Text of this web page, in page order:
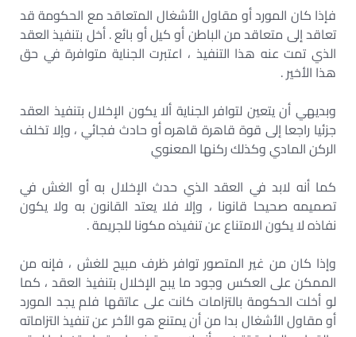
فإذا كان المورد أو مقاول الأشغال المتعاقد مع الحكومة قد
تعاقد إلى متعاقد من الباطن أو كيل أو بائع . أخل بتنفيذ العقد
الذي تمت عنه هذا التنفيذ ، اعتبرت الجناية متوافرة في حق
هذا الأخير .
وبديهي أن يتعين لتوافر الجناية ألا يكون الإخلال بتنفيذ العقد
جزئيا راجعا إلى قوة قاهرة قاهره أو حادث فجائي ، وإلا تخلف
الركن المادي وكذلك ركنها المعنوي
كما أنه لابد في العقد الذي حدث الإخلال به أو الغش في
تصميمه صحيحا قانونا ، وإلا فلا يعتد القانون به ولا يكون
نفاذه لا يكون الامتناع عن تنفيذه مكونا للجريمة .
وإذا كان من غير المتصور توافر ظرف مبيح للغش ، فإنه من
الممكن على العكس وجود ما يبح الإخلال بتنفيذ العقد ، كما
لو أخلت الحكومة بالتزامات كانت على عاتقها فلم يجد المورد
أو مقاول الأشغال بدا من أن يمتنع هو الأخر عن تنفيذ التزاماته